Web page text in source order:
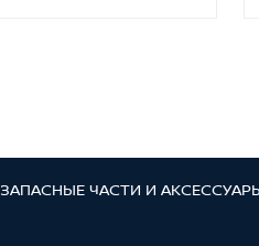
ЗАПАСНЫЕ ЧАСТИ И